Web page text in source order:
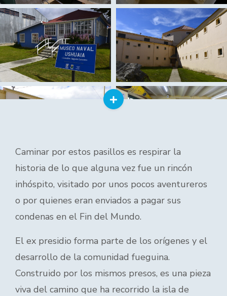
Caminar por estos pasillos es respirar la
historia de lo que alguna vez fue un rincón
inhóspito, visitado por unos pocos aventureros
o por quienes eran enviados a pagar sus
condenas en el Fin del Mundo.
El ex presidio forma parte de los orígenes y el
desarrollo de la comunidad fueguina.
Construido por los mismos presos, es una pieza
viva del camino que ha recorrido la isla de